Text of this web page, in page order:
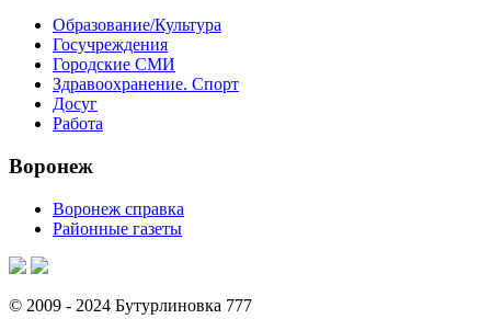
Образование/Культура
Госучреждения
Городские СМИ
Здравоохранение. Спорт
Досуг
Работа
Воронеж
Воронеж справка
Районные газеты
© 2009 - 2024 Бутурлиновка 777